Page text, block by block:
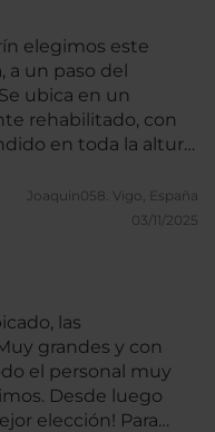
elegimos este
a un paso del
ubica en un
rehabilitado, con
en toda la altura
recepción fueron
hablarnos en un
del desayuno es
relativamente
Joaquin058. Vigo, España
03/11/2025
las
grandes y con
el personal muy
luego
elección! Para